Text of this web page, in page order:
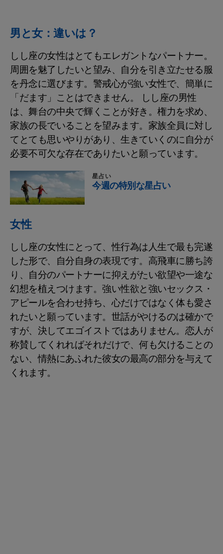
男と女：違いは？
しし座の女性はとてもエレガントなパートナー。
周囲を魅了したいと望み、自分を引き立たせる服
を丹念に選びます。警戒心が強い女性で、簡単に
「だます」ことはできません。 しし座の男性
は、舞台の中央で輝くことが好き。権力を求め、
家族の長でいることを望みます。家族全員に対し
てとても思いやりがあり、生きていくのに自分が
必要不可欠な存在でありたいと願っています。
星占い
今週の特別な星占い
女性
しし座の女性にとって、性行為は人生で最も完遂
した形で、自分自身の表現です。高飛車に勝ち誇
り、自分のパートナーに抑えがたい欲望や一途な
幻想を植えつけます。強い性欲と強いセックス・
アピールを合わせ持ち、心だけではなく体も愛さ
れたいと願っています。世話がやけるのは確かで
すが、決してエゴイストではありません。恋人が
称賛してくれればそれだけで、何も欠けることの
ない、情熱にあふれた彼女の最高の部分を与えて
くれます。